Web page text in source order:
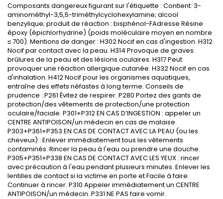
Composants dangereux figurant sur l'étiquette : Contient: 3-
aminométhyl-3,5,5-triméthylcyclohexylamine; alcool
benzylique; produit de réaction : bisphénol-FAdresse Résine
époxy (épichlorhydrine) (poids moléculaire moyen en nombre
≤700). Mentions de danger : H302 Nocif en cas d'ingestion. H312
Nocif par contact avec la peau. H314 Provoque de graves
brûlures de la peau et des lésions oculaires. H317 Peut
provoquer une réaction allergique cutanée. H332 Nocif en cas
d'inhalation. H412 Nocif pour les organismes aquatiques,
entraîne des effets néfastes à long terme. Conseils de
prudence : P261 Évitez de respirer. P280 Portez des gants de
protection/des vêtements de protection/une protection
oculaire/faciale. P301+P312 EN CAS D’INGESTION : appeler un
CENTRE ANTIPOISON/un médecin en cas de malaise.
P303+P361+P353 EN CAS DE CONTACT AVEC LA PEAU (ou les
cheveux) : Enlever immédiatement tous les vêtements
contaminés. Rincer la peau à l'eau ou prendre une douche.
P305+P351+P338 EN CAS DE CONTACT AVEC LES YEUX : rincer
avec précaution à l'eau pendant plusieurs minutes. Enlever les
lentilles de contact si la victime en porte et Facile à faire.
Continuer à rincer. P310 Appeler immédiatement un CENTRE
ANTIPOISON/un médecin. P331 NE PAS faire vomir.